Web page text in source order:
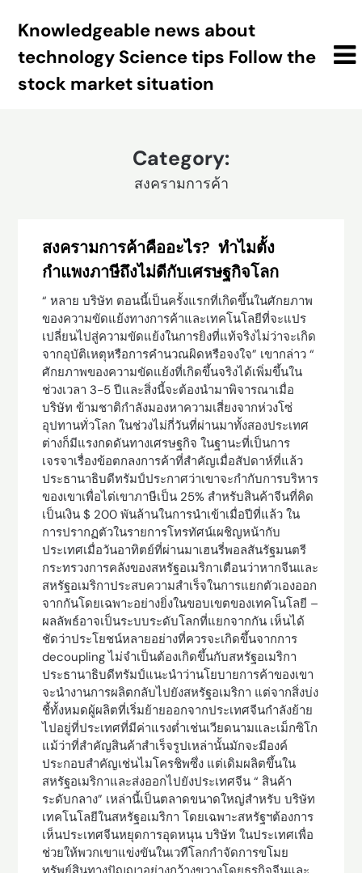
Knowledgeable news about
technology Science tips Follow the
stock market situation
Category:
สงครามการค้า
สงครามการค้าคืออะไร? ทำไมตั้ง
กำแพงภาษีถึงไม่ดีกับเศรษฐกิจโลก
“ หลาย บริษัท ตอนนี้เป็นครั้งแรกที่เกิดขึ้นในศักยภาพ
ของความขัดแย้งทางการค้าและเทคโนโลยีที่จะแปร
เปลี่ยนไปสู่ความขัดแย้งในการยิงที่แท้จริงไม่ว่าจะเกิด
จากอุบัติเหตุหรือการคำนวณผิดหรือจงใจ” เขากล่าว “
ศักยภาพของความขัดแย้งที่เกิดขึ้นจริงได้เพิ่มขึ้นใน
ช่วงเวลา 3-5 ปีและสิ่งนี้จะต้องนำมาพิจารณาเมื่อ
บริษัท ข้ามชาติกำลังมองหาความเสี่ยงจากห่วงโซ่
อุปทานทั่วโลก ในช่วงไม่กี่วันที่ผ่านมาทั้งสองประเทศ
ต่างก็มีแรงกดดันทางเศรษฐกิจ ในฐานะที่เป็นการ
เจรจาเรื่องข้อตกลงการค้าที่สำคัญเมื่อสัปดาห์ที่แล้ว
ประธานาธิบดีทรัมป์ประกาศว่าเขาจะกำกับการบริหาร
ของเขาเพื่อไต่เขาภาษีเป็น 25% สำหรับสินค้าจีนที่คิด
เป็นเงิน $ 200 พันล้านในการนำเข้าเมื่อปีที่แล้ว ใน
การปรากฏตัวในรายการโทรทัศน์เผชิญหน้ากับ
ประเทศเมื่อวันอาทิตย์ที่ผ่านมาเฮนรี่พอลสันรัฐมนตรี
กระทรวงการคลังของสหรัฐอเมริกาเตือนว่าหากจีนและ
สหรัฐอเมริกาประสบความสำเร็จในการแยกตัวเองออก
จากกันโดยเฉพาะอย่างยิ่งในขอบเขตของเทคโนโลยี –
ผลลัพธ์อาจเป็นระบบระดับโลกที่แยกจากกัน เห็นได้
ชัดว่าประโยชน์หลายอย่างที่ควรจะเกิดขึ้นจากการ
decoupling ไม่จำเป็นต้องเกิดขึ้นกับสหรัฐอเมริกา
ประธานาธิบดีทรัมป์แนะนำว่านโยบายการค้าของเขา
จะนำงานการผลิตกลับไปยังสหรัฐอเมริกา แต่จากสิ่งบ่ง
ชี้ทั้งหมดผู้ผลิตที่เริ่มย้ายออกจากประเทศจีนกำลังย้าย
ไปอยู่ที่ประเทศที่มีค่าแรงต่ำเช่นเวียดนามและเม็กซิโก
แม้ว่าที่สำคัญสินค้าสำเร็จรูปเหล่านั้นมักจะมีองค์
ประกอบสำคัญเช่นไมโครชิพซึ่ง แต่เดิมผลิตขึ้นใน
สหรัฐอเมริกาและส่งออกไปยังประเทศจีน “ สินค้า
ระดับกลาง” เหล่านี้เป็นตลาดขนาดใหญ่สำหรับ บริษัท
เทคโนโลยีในสหรัฐอเมริกา โดยเฉพาะสหรัฐฯต้องการ
เห็นประเทศจีนหยุดการอุดหนุน บริษัท ในประเทศเพื่อ
ช่วยให้พวกเขาแข่งขันในเวทีโลกกำจัดการขโมย